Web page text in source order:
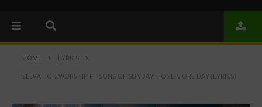
HOME LYRICS
ELEVATION WORSHIP FT SONS OF SUNDAY – ONE MORE DAY (LYRICS)